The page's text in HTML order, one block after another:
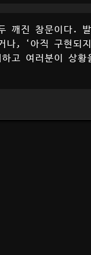
깨진 창문이다. 발
, ‘아직 구현되
고 여러분이 상황